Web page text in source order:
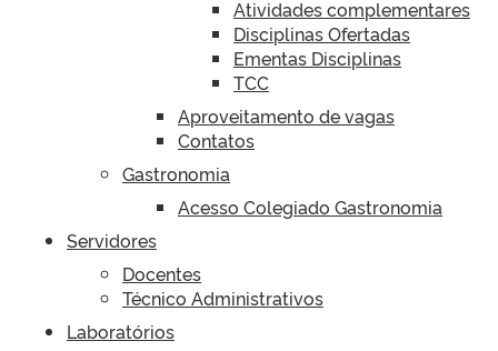
Atividades complementares
Disciplinas Ofertadas
Ementas Disciplinas
TCC
Aproveitamento de vagas
Contatos
Gastronomia
Acesso Colegiado Gastronomia
Servidores
Docentes
Técnico Administrativos
Laboratórios